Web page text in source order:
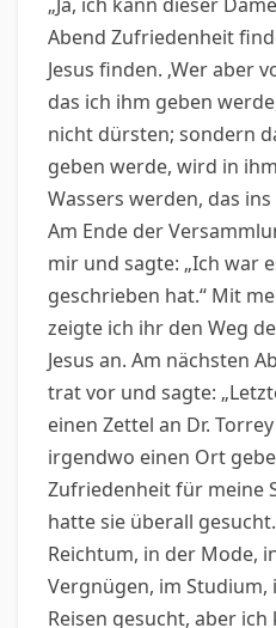
Abend Zufriedenheit
Jesus finden. ‚Wer aber
das ich ihm geben
nicht dürsten; sondern
geben werde, wird in
Wassers werden, das ins
Am Ende der
mir und sagte: „Ich war
geschrieben hat.“ Mit
zeigte ich ihr den Weg
Jesus an. Am nächsten
trat vor und sagte:
einen Zettel an Dr.
irgendwo einen Ort
Zufriedenheit für meine
hatte sie überall
Reichtum, in der Mode,
Vergnügen, im
Reisen gesucht, aber